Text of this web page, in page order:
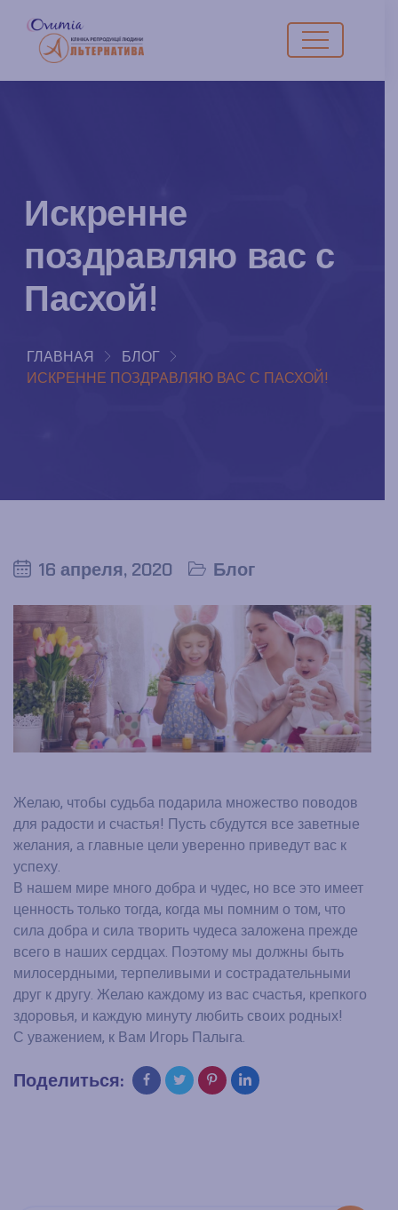
Искренне
поздравляю вас с
Пасхой!
ГЛАВНАЯ
БЛОГ
ИСКРЕННЕ ПОЗДРАВЛЯЮ ВАС С ПАСХОЙ!
16 апреля, 2020 Блог
Желаю, чтобы судьба подарила множество поводов
для радости и счастья! Пусть сбудутся все заветные
желания, а главные цели уверенно приведут вас к
успеху.
В нашем мире много добра и чудес, но все это имеет
ценность только тогда, когда мы помним о том, что
сила добра и сила творить чудеса заложена прежде
всего в наших сердцах. Поэтому мы должны быть
милосердными, терпеливыми и сострадательными
друг к другу. Желаю каждому из вас счастья, крепкого
здоровья, и каждую минуту любить своих родных!
С уважением, к Вам Игорь Палыга.
Поделиться: